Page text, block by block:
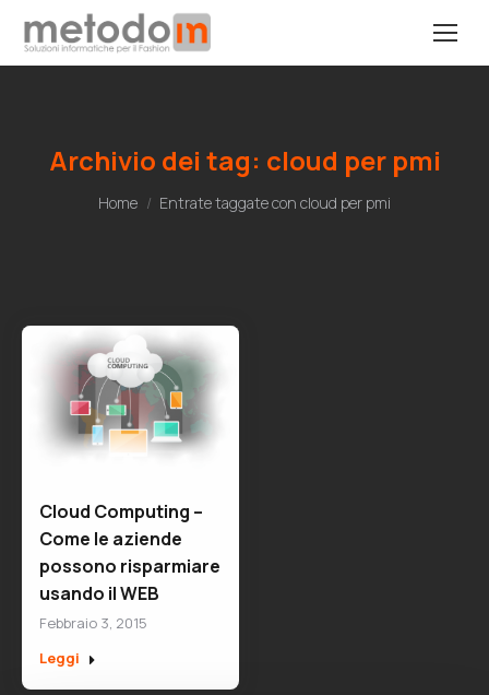
Archivio dei tag: cloud per pmi
Tu sei qui:
Home Entrate taggate con cloud per pmi
Cloud Computing –
Come le aziende
possono risparmiare
usando il WEB
Febbraio 3, 2015
Leggi